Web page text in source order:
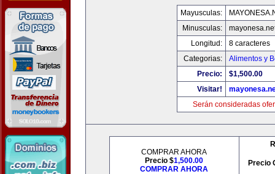
Mayusculas:
Minusculas:
Longitud:
8 caracteres
Categorias:
Alimentos y
Precio:
$1,500.00
Visitar!
Serán consideradas
COMPRAR AHORA
Precio $1,500.00
COMPRAR AHORA
Precio